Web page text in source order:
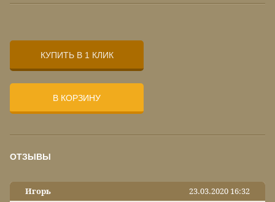
КУПИТЬ В 1 КЛИК
В КОРЗИНУ
ОТЗЫВЫ
Игорь 23.03.2020 16:32